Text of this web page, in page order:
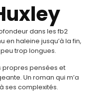
dans les fb2
en haleine jusqu’à la fin,
trop longues.
propres pensées et
Un roman qui m’a
ses complexités.